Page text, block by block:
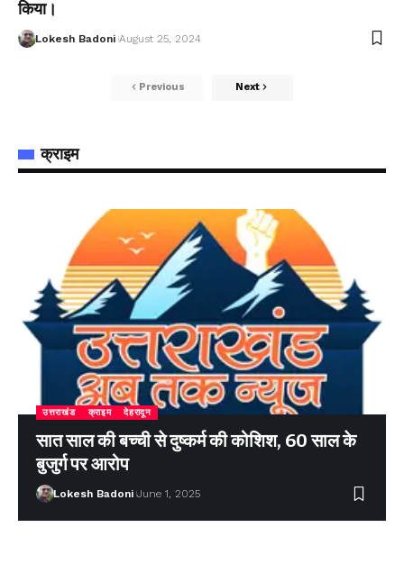
किया।
Lokesh Badoni August 25, 2024
Previous Next
क्राइम
उत्तराखंड क्राइम देहरादून
सात साल की बच्ची से दुष्कर्म की कोशिश, 60 साल के
बुजुर्ग पर आरोप
Lokesh Badoni June 1, 2025